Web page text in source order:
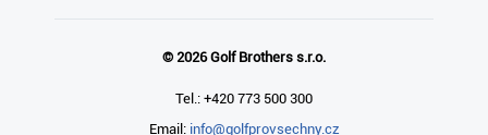
© 2026 Golf Brothers s.r.o.
Tel.: +420 773 500 300
Email: info@golfprovsechny.cz